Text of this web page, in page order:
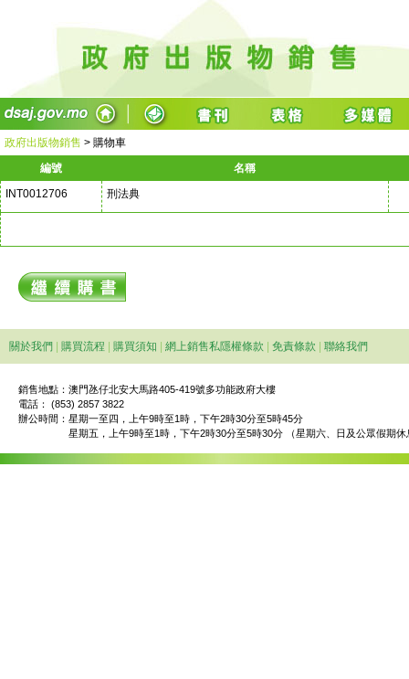
政府出版物銷售 > 購物車
編號
名稱
INT0012706
刑法典
關於我們 購買流程 購買須知 網上銷售私隱權條款 免責條款 聯絡我們
銷售地點：澳門氹仔北安大馬路405-419號多功能政府大樓
電話： (853) 2857 3822
辦公時間： 星期一至四，上午9時至1時，下午2時30分至5時45分
星期五，上午9時至1時，下午2時30分至5時30分 （星期六、日及公眾假期休